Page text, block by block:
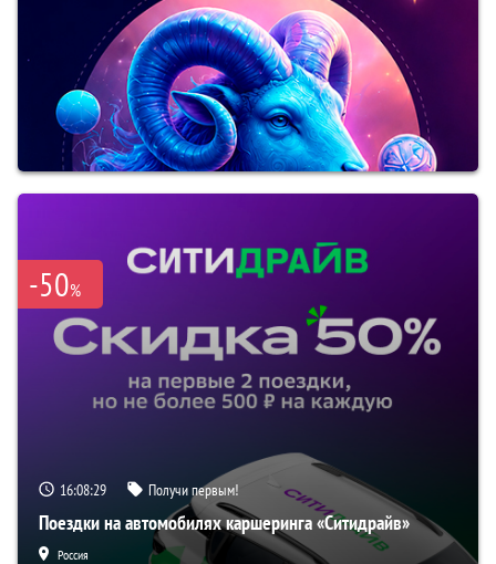
-50%
16:08:28 Получи первым!
Поездки на автомобилях каршеринга «Ситидрайв»
Россия